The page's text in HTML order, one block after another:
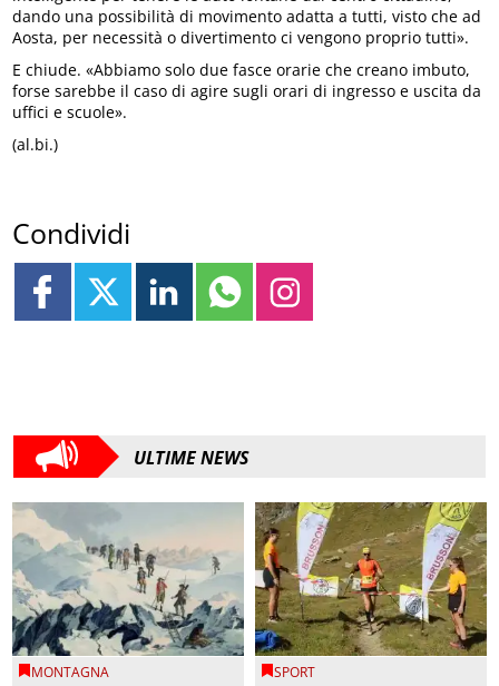
dando una possibilità di movimento adatta a tutti, visto che ad
Aosta, per necessità o divertimento ci vengono proprio tutti».
E chiude. «Abbiamo solo due fasce orarie che creano imbuto,
forse sarebbe il caso di agire sugli orari di ingresso e uscita da
uffici e scuole».
(al.bi.)
Condividi
ULTIME NEWS
MONTAGNA SPORT